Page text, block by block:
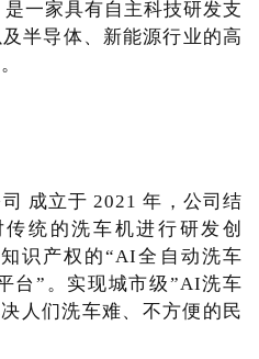
一家具有自主科技研发支
半导体、新能源行业的高
成立于 2021 年，公司结
统的洗车机进行研发创
识产权的“AI全自动洗车
台”。实现城市级”AI洗车
人们洗车难、不方便的民